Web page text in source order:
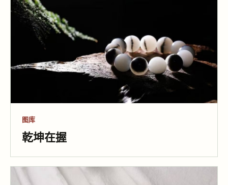
图库
乾坤在握